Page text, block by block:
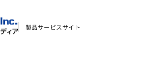
製品サービスサイト